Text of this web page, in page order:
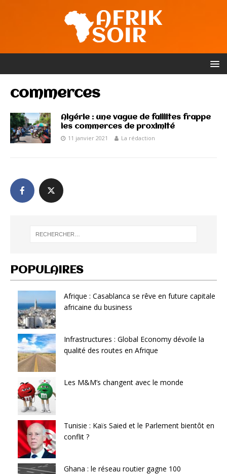
commerces
Algérie : une vague de faillites frappe
les commerces de proximité
11 janvier 2021 La rédaction
POPULAIRES
Afrique : Casablanca se rêve en future capitale
africaine du business
Infrastructures : Global Economy dévoile la
qualité des routes en Afrique
Les M&M’s changent avec le monde
Tunisie : Kaïs Saied et le Parlement bientôt en
conflit ?
Ghana : le réseau routier gagne 100